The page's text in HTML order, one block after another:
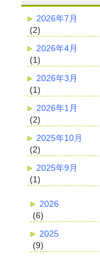
2026年7月
(2)
2026年4月
(1)
2026年3月
(1)
2026年1月
(2)
2025年10月
(2)
2025年9月
(1)
2026
(6)
2025
(9)